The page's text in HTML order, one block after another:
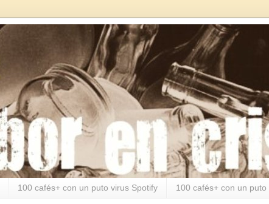
100 cafés+ con un puto virus Spotify 100 cafés+ con un puto